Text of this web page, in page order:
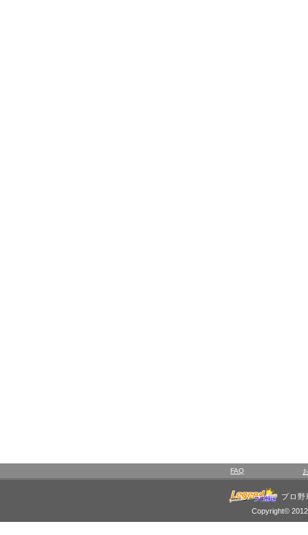
FAQ
プロ
Copyright©